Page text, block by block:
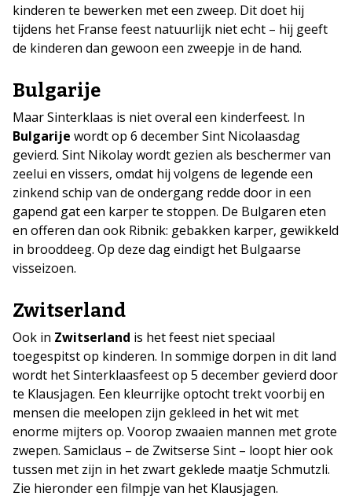
kinderen te bewerken met een zweep. Dit doet hij
tijdens het Franse feest natuurlijk niet echt – hij geeft
de kinderen dan gewoon een zweepje in de hand.
Bulgarije
Maar Sinterklaas is niet overal een kinderfeest. In
Bulgarije wordt op 6 december Sint Nicolaasdag
gevierd. Sint Nikolay wordt gezien als beschermer van
zeelui en vissers, omdat hij volgens de legende een
zinkend schip van de ondergang redde door in een
gapend gat een karper te stoppen. De Bulgaren eten
en offeren dan ook Ribnik: gebakken karper, gewikkeld
in brooddeeg. Op deze dag eindigt het Bulgaarse
visseizoen.
Zwitserland
Ook in Zwitserland is het feest niet speciaal
toegespitst op kinderen. In sommige dorpen in dit land
wordt het Sinterklaasfeest op 5 december gevierd door
te Klausjagen. Een kleurrijke optocht trekt voorbij en
mensen die meelopen zijn gekleed in het wit met
enorme mijters op. Voorop zwaaien mannen met grote
zwepen. Samiclaus – de Zwitserse Sint – loopt hier ook
tussen met zijn in het zwart geklede maatje Schmutzli.
Zie hieronder een filmpje van het Klausjagen.